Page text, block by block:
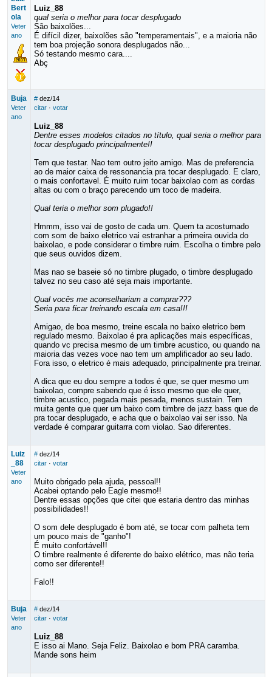
Bert
ola
Veter
ano
Luiz_88
qual seria o melhor para tocar desplugado
São baixolões...
É difícil dizer, baixolões são "temperamentais", e a maioria não
tem boa projeção sonora desplugados não...
Só testando mesmo cara....
Abç
Buja
Veter
ano
# dez/14
citar· votar
Luiz_88
Dentre esses modelos citados no título, qual seria o melhor para
tocar desplugado principalmente!!
Tem que testar. Nao tem outro jeito amigo. Mas de preferencia
ao de maior caixa de ressonancia pra tocar desplugado. E claro,
o mais confortavel. É muito ruim tocar baixolao com as cordas
altas ou com o braço parecendo um toco de madeira.
Qual teria o melhor som plugado!!
Hmmm, isso vai de gosto de cada um. Quem ta acostumado
com som de baixo eletrico vai estranhar a primeira ouvida do
baixolao, e pode considerar o timbre ruim. Escolha o timbre pelo
que seus ouvidos dizem.
Mas nao se baseie só no timbre plugado, o timbre desplugado
talvez no seu caso até seja mais importante.
Qual vocês me aconselhariam a comprar???
Seria para ficar treinando escala em casa!!!
Amigao, de boa mesmo, treine escala no baixo eletrico bem
regulado mesmo. Baixolao é pra aplicações mais específicas,
quando vc precisa mesmo de um timbre acustico, ou quando na
maioria das vezes voce nao tem um amplificador ao seu lado.
Fora isso, o eletrico é mais adequado, principalmente pra treinar.
A dica que eu dou sempre a todos é que, se quer mesmo um
baixolao, compre sabendo que é isso mesmo que ele quer,
timbre acustico, pegada mais pesada, menos sustain. Tem
muita gente que quer um baixo com timbre de jazz bass que de
pra tocar desplugado, e acha que o baixolao vai ser isso. Na
verdade é comparar guitarra com violao. Sao diferentes.
Luiz
_88
Veter
ano
# dez/14
citar· votar
Muito obrigado pela ajuda, pessoal!!
Acabei optando pelo Eagle mesmo!!
Dentre essas opções que citei que estaria dentro das minhas
possibilidades!!
O som dele desplugado é bom até, se tocar com palheta tem
um pouco mais de "ganho"!
É muito confortável!!
O timbre realmente é diferente do baixo elétrico, mas não teria
como ser diferente!!
Falo!!
Buja
Veter
ano
# dez/14
citar· votar
Luiz_88
E isso ai Mano. Seja Feliz. Baixolao e bom PRA caramba.
Mande sons heim